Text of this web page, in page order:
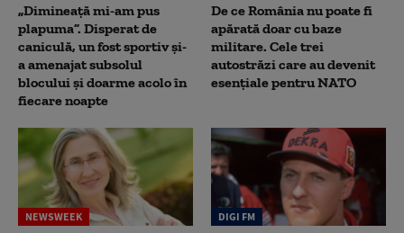
„Dimineață mi-am pus
plapuma”. Disperat de
caniculă, un fost sportiv și-
a amenajat subsolul
blocului și doarme acolo în
fiecare noapte
De ce România nu poate fi
apărată doar cu baze
militare. Cele trei
autostrăzi care au devenit
esențiale pentru NATO
NEWSWEEK DIGI FM